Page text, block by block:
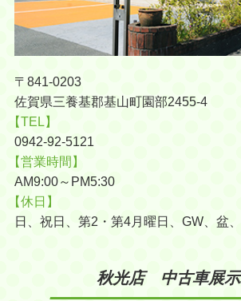
〒841-0203
佐賀県三養基郡基山町園部2455-4
【TEL】
0942-92-5121
【営業時間】
AM9:00～PM5:30
【休日】
日、祝日、第2・第4月曜日、GW、盆
秋光店 中古車展